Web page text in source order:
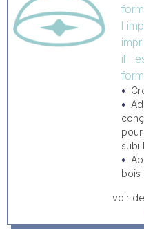
il
subi
bois
voir